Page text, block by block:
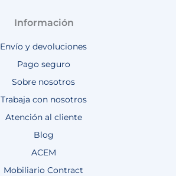
Información
Envío y devoluciones
Pago seguro
Sobre nosotros
Trabaja con nosotros
Atención al cliente
Blog
ACEM
Mobiliario Contract